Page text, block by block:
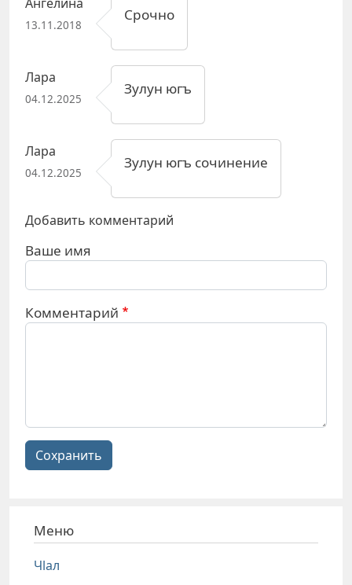
13.11.2018
Срочно
Лара
04.12.2025
Зулун югъ
Лара
04.12.2025
Зулун югъ сочинение
Добавить комментарий
Ваше имя
Комментарий
Сохранить
Меню
Чlал